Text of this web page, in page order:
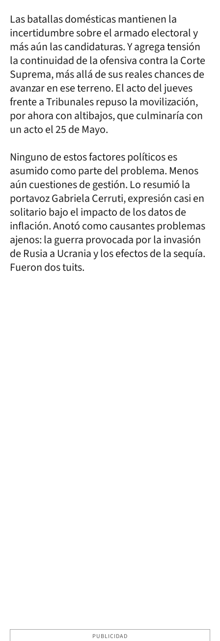
Las batallas domésticas mantienen la
incertidumbre sobre el armado electoral y
más aún las candidaturas. Y agrega tensión
la continuidad de la ofensiva contra la Corte
Suprema, más allá de sus reales chances de
avanzar en ese terreno. El acto del jueves
frente a Tribunales repuso la movilización,
por ahora con altibajos, que culminaría con
un acto el 25 de Mayo.
Ninguno de estos factores políticos es
asumido como parte del problema. Menos
aún cuestiones de gestión. Lo resumió la
portavoz Gabriela Cerruti, expresión casi en
solitario bajo el impacto de los datos de
inflación. Anotó como causantes problemas
ajenos: la guerra provocada por la invasión
de Rusia a Ucrania y los efectos de la sequía.
Fueron dos tuits.
PUBLICIDAD